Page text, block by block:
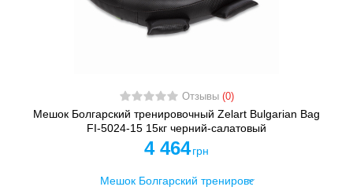
Отзывы (0)
Мешок Болгарский тренировочный Zelart Bulgarian Bag
FI-5024-15 15кг черний-салатовый
4 464 грн